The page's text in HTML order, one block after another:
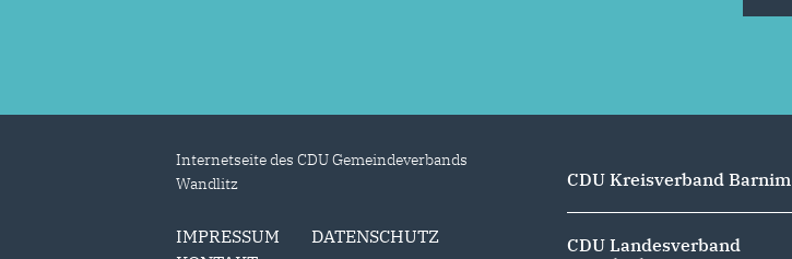
Internetseite des CDU Gemeindeverbands
Wandlitz
IMPRESSUM
DATENSCHUTZ
CDU Kreisverband Barnim
CDU Landesverband